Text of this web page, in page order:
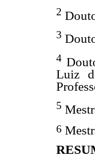
2
3
4
Luiz
5
6